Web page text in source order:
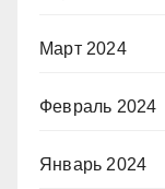
Март 2024
Февраль 2024
Январь 2024